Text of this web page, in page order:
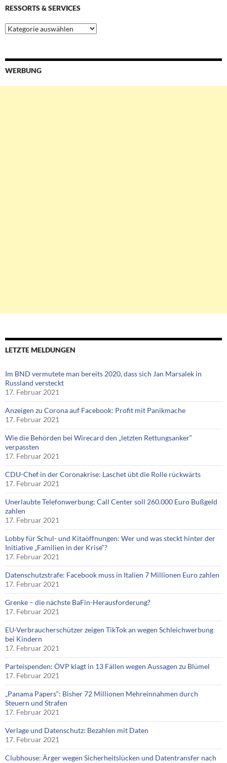
RESSORTS & SERVICES
Ressorts
&
WERBUNG
LETZTE MELDUNGEN
Im BND vermutete man bereits 2020, dass sich Jan Marsalek in
Russland versteckt
17. Februar 2021
Anzeigen zu Corona auf Facebook: Profit mit Panikmache
17. Februar 2021
Wie die Behörden bei Wirecard den „letzten Rettungsanker“
verpassten
17. Februar 2021
CDU-Chef in der Coronakrise: Laschet übt die Rolle rückwärts
17. Februar 2021
Unerlaubte Telefonwerbung: Call Center soll 260.000 Euro Bußgeld
zahlen
17. Februar 2021
Lobby für Schul- und Kitaöffnungen: Wer und was steckt hinter der
Initiative „Familien in der Krise“?
17. Februar 2021
Datenschutzstrafe: Facebook muss in Italien 7 Millionen Euro zahlen
17. Februar 2021
Grenke – die nächste BaFin-Herausforderung?
17. Februar 2021
EU-Verbraucherschützer zeigen TikTok an wegen Schleichwerbung
bei Kindern
17. Februar 2021
Parteispenden: ÖVP klagt in 13 Fällen wegen Aussagen zu Blümel
17. Februar 2021
„Panama Papers“: Bisher 72 Millionen Mehreinnahmen durch
Steuern und Strafen
17. Februar 2021
Verlage und Datenschutz: Bezahlen mit Daten
17. Februar 2021
Clubhouse: Ärger wegen Sicherheitslücken und Datentransfer nach